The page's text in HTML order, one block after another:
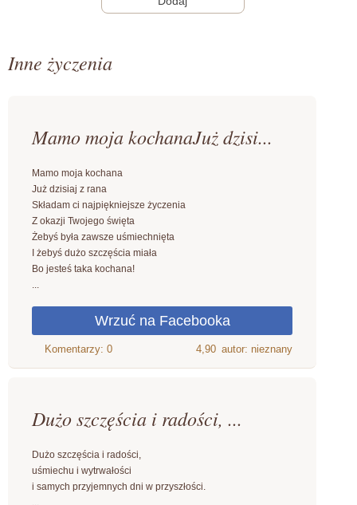
Inne życzenia
Mamo moja kochanaJuż dzisi...
Mamo moja kochana
Już dzisiaj z rana
Składam ci najpiękniejsze życzenia
Z okazji Twojego święta
Żebyś była zawsze uśmiechnięta
I żebyś dużo szczęścia miała
Bo jesteś taka kochana!
...
4,90 autor: nieznany
Dużo szczęścia i radości, ...
Dużo szczęścia i radości,
uśmiechu i wytrwałości
i samych przyjemnych dni w przyszłości.
...